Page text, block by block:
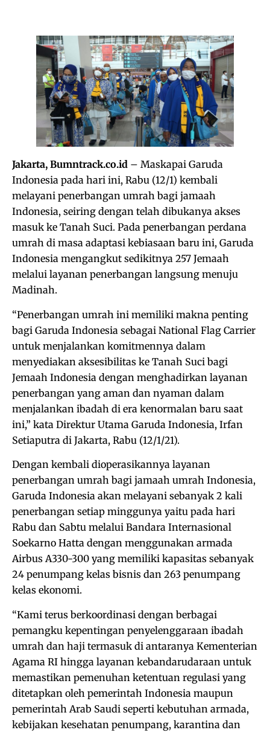
Jakarta, Bumntrack.co.id – Maskapai Garuda
Indonesia pada hari ini, Rabu (12/1) kembali
melayani penerbangan umrah bagi jamaah
Indonesia, seiring dengan telah dibukanya akses
masuk ke Tanah Suci. Pada penerbangan perdana
umrah di masa adaptasi kebiasaan baru ini, Garuda
Indonesia mengangkut sedikitnya 257 Jemaah
melalui layanan penerbangan langsung menuju
Madinah.
“Penerbangan umrah ini memiliki makna penting
bagi Garuda Indonesia sebagai National Flag Carrier
untuk menjalankan komitmennya dalam
menyediakan aksesibilitas ke Tanah Suci bagi
Jemaah Indonesia dengan menghadirkan layanan
penerbangan yang aman dan nyaman dalam
menjalankan ibadah di era kenormalan baru saat
ini,” kata Direktur Utama Garuda Indonesia, Irfan
Setiaputra di Jakarta, Rabu (12/1/21).
Dengan kembali dioperasikannya layanan
penerbangan umrah bagi jamaah umrah Indonesia,
Garuda Indonesia akan melayani sebanyak 2 kali
penerbangan setiap minggunya yaitu pada hari
Rabu dan Sabtu melalui Bandara Internasional
Soekarno Hatta dengan menggunakan armada
Airbus A330-300 yang memiliki kapasitas sebanyak
24 penumpang kelas bisnis dan 263 penumpang
kelas ekonomi.
“Kami terus berkoordinasi dengan berbagai
pemangku kepentingan penyelenggaraan ibadah
umrah dan haji termasuk di antaranya Kementerian
Agama RI hingga layanan kebandarudaraan untuk
memastikan pemenuhan ketentuan regulasi yang
ditetapkan oleh pemerintah Indonesia maupun
pemerintah Arab Saudi seperti kebutuhan armada,
kebijakan kesehatan penumpang, karantina dan